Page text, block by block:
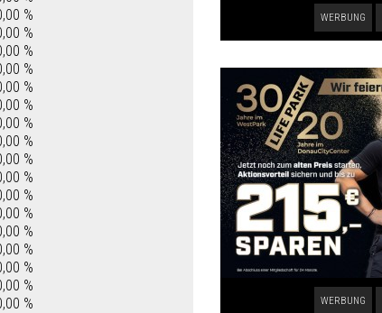
%
%
%
%
%
%
%
%
%
%
%
%
%
%
%
%
%
WERBUNG
WERBUNG